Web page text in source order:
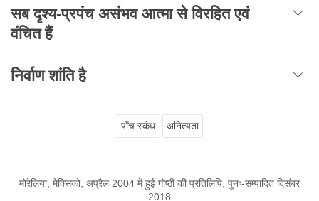
सब दृश्य-प्रपंच असंभव आत्मा से विरहित एवं
वंचित हैं
निर्वाण शांति है
पाँच स्कंध अनित्यता
मोरेलिया, मेक्सिको, अप्रैल 2004 में हुई गोष्ठी की प्रतिलिपि, पुनः-सम्पादित दिसंबर
2018